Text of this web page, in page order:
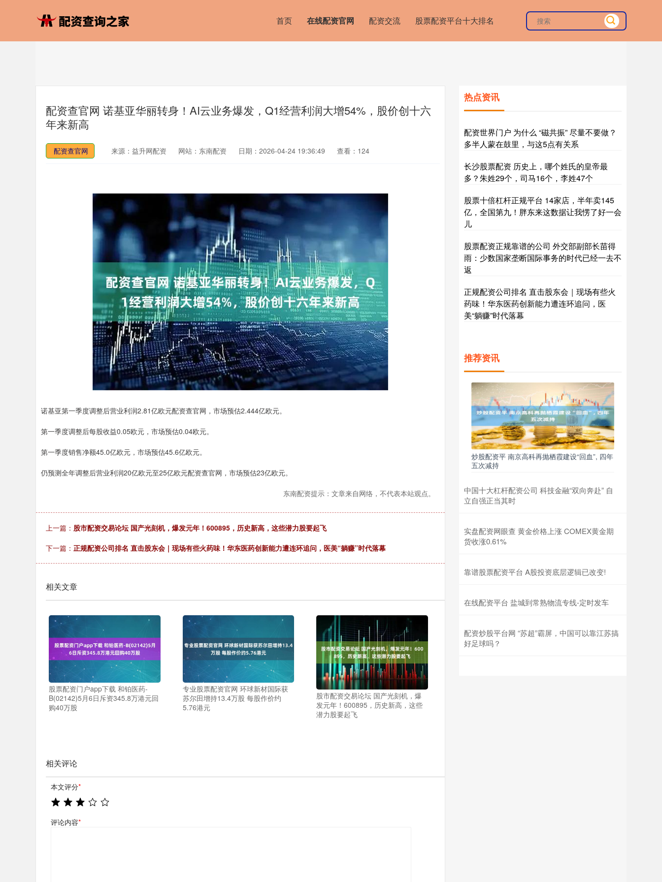
首页 在线配资官网 配资交流 股票配资平台十大排名
配资查官网 诺基亚华丽转身！AI云业务爆发，Q1经营利润大增54%，股价创十六
年来新高
配资查官网 来源：益升网配资 网站：东南配资 日期：2026-04-24 19:36:49 查看：124
诺基亚第一季度调整后营业利润2.81亿欧元配资查官网，市场预估2.444亿欧元。
第一季度调整后每股收益0.05欧元，市场预估0.04欧元。
第一季度销售净额45.0亿欧元，市场预估45.6亿欧元。
仍预测全年调整后营业利润20亿欧元至25亿欧元配资查官网，市场预估23亿欧元。
东南配资提示：文章来自网络，不代表本站观点。
上一篇： 股市配资交易论坛 国产光刻机，爆发元年！600895，历史新高，这些潜力股要起飞
下一篇： 正规配资公司排名 直击股东会｜现场有些火药味！华东医药创新能力遭连环追问，医美“躺赚”时代落幕
相关文章
股票配资门户app下载 和铂医药-
B(02142)5月6日斥资345.8万港元回
购40万股
专业股票配资官网 环球新材国际获
苏尔田增持13.4万股 每股作价约
5.76港元
股市配资交易论坛 国产光刻机，爆
发元年！600895，历史新高，这些
潜力股要起飞
相关评论
本文评分*
评论内容*
热点资讯
配资世界门户 为什么 “磁共振” 尽量不要做？
多半人蒙在鼓里，与这5点有关系
长沙股票配资 历史上，哪个姓氏的皇帝最
多？朱姓29个，司马16个，李姓47个
股票十倍杠杆正规平台 14家店，半年卖145
亿，全国第九！胖东来这数据让我愣了好一会
儿
股票配资正规靠谱的公司 外交部副部长苗得
雨：少数国家垄断国际事务的时代已经一去不
返
正规配资公司排名 直击股东会｜现场有些火
药味！华东医药创新能力遭连环追问，医
美“躺赚”时代落幕
推荐资讯
炒股配资平 南京高科再抛栖霞建设“回血”, 四年
五次减持
中国十大杠杆配资公司 科技金融“双向奔赴” 自
立自强正当其时
实盘配资网眼查 黄金价格上涨 COMEX黄金期
货收涨0.61%
靠谱股票配资平台 A股投资底层逻辑已改变!
在线配资平台 盐城到常熟物流专线-定时发车
配资炒股平台网 “苏超”霸屏，中国可以靠江苏搞
好足球吗？